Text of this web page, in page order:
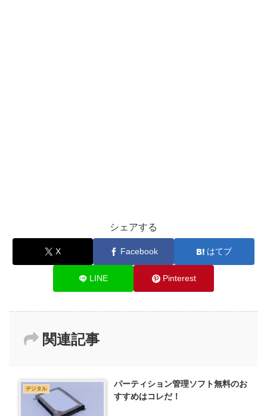
シェアする
X Facebook はてブ
LINE Pinterest
関連記事
デジタル
パーティション管理ソフト無料のお
すすめはコレだ！